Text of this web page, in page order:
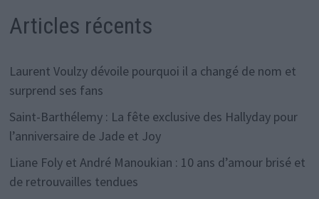
Articles récents
Laurent Voulzy dévoile pourquoi il a changé de nom et
surprend ses fans
Saint-Barthélemy : La fête exclusive des Hallyday pour
l’anniversaire de Jade et Joy
Liane Foly et André Manoukian : 10 ans d’amour brisé et
de retrouvailles tendues